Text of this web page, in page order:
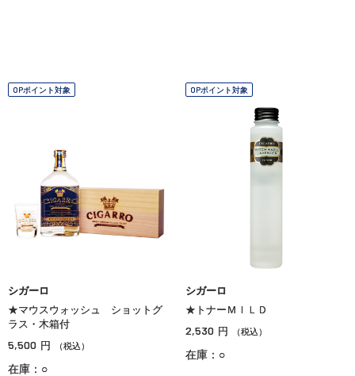
OPポイント対象
シガーロ
★マウスウォッシュ ショットグ
ラス・木箱付
5,500 円 （税込）
在庫：○
OPポイント対象
シガーロ
★トナーＭＩＬＤ
2,530 円 （税込）
在庫：○